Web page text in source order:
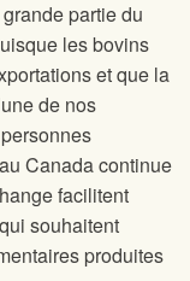
partie du
les bovins
et que la
de nos
Canada continue
facilitent
souhaitent
produites